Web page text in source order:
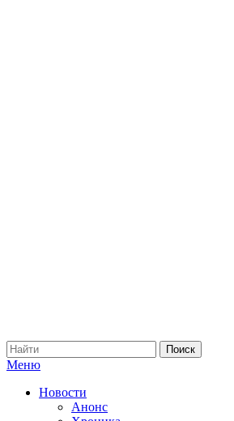
Меню
Новости
Анонс